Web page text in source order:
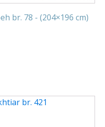
br. 78 - (204×196 cm)